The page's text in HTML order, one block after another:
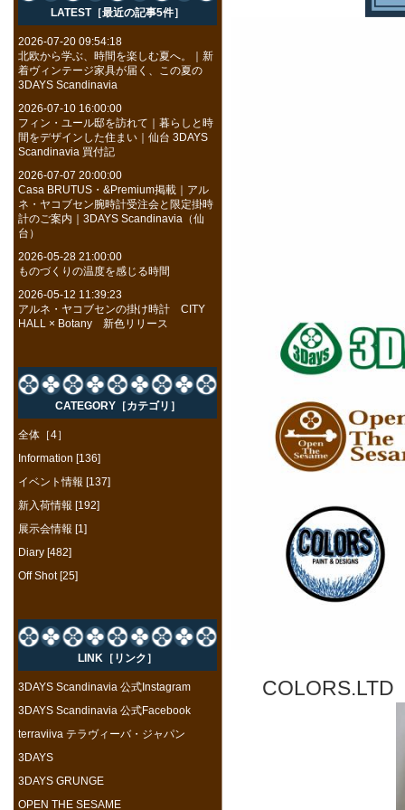
LATEST［最近の記事5件］
2026-07-20 09:54:18
北欧から学ぶ、時間を楽しむ夏へ。｜新
着ヴィンテージ家具が届く、この夏の
3DAYS Scandinavia
2026-07-10 16:00:00
フィン・ユール邸を訪れて｜暮らしと時
間をデザインした住まい｜仙台 3DAYS
Scandinavia 買付記
2026-07-07 20:00:00
Casa BRUTUS・&Premium掲載｜アル
ネ・ヤコブセン腕時計受注会と限定掛時
計のご案内｜3DAYS Scandinavia（仙
台）
2026-05-28 21:00:00
ものづくりの温度を感じる時間
2026-05-12 11:39:23
アルネ・ヤコブセンの掛け時計 CITY
HALL × Botany 新色リリース
CATEGORY［カテゴリ］
全体［4］
Information [136]
イベント情報 [137]
新入荷情報 [192]
展示会情報 [1]
Diary [482]
Off Shot [25]
LINK［リンク］
3DAYS Scandinavia 公式Instagram
3DAYS Scandinavia 公式Facebook
terraviiva テラヴィーバ・ジャパン
3DAYS
3DAYS GRUNGE
OPEN THE SESAME